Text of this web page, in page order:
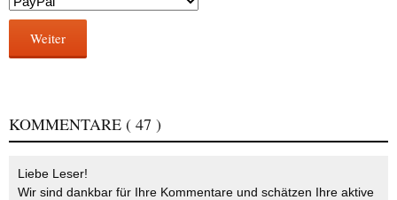
Weiter
KOMMENTARE ( 47 )
Liebe Leser!
Wir sind dankbar für Ihre Kommentare und schätzen Ihre aktive